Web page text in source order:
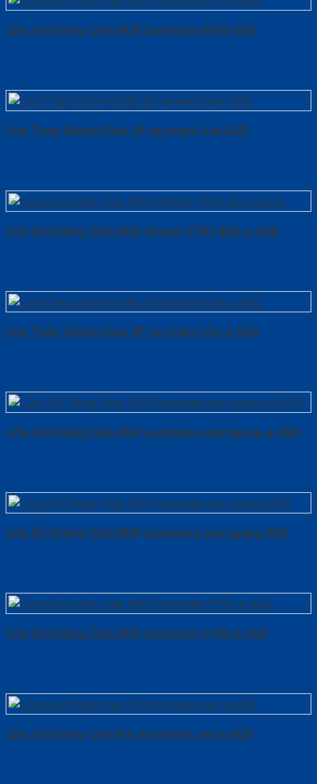
Cửa Gỗ Chống Cháy MDF Laminate P1R2-SGD
Cửa Thép Chống Cháy 2P tay nam Cửa-SGD
Cửa Gỗ Chống Cháy MDF Veneer P1R2 ASH-a-SGD
Cửa Thép Chống Cháy 2P tay nam Cửa-a-SGD
Cửa Gỗ Chống Cháy MDF Laminate van ngang-a-SGD
Cửa Gỗ Chống Cháy MDF Laminate van ngang-SGD
Cửa Gỗ Chống Cháy MDF Laminate P1R2-a-SGD
Cửa Gỗ Chống Cháy P1 cho khach san-a-SGD